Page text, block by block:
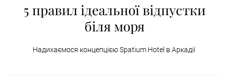
5 правил ідеальної відпустки
біля моря
Надихаємося концепцією Spatium Hotel в Аркадії